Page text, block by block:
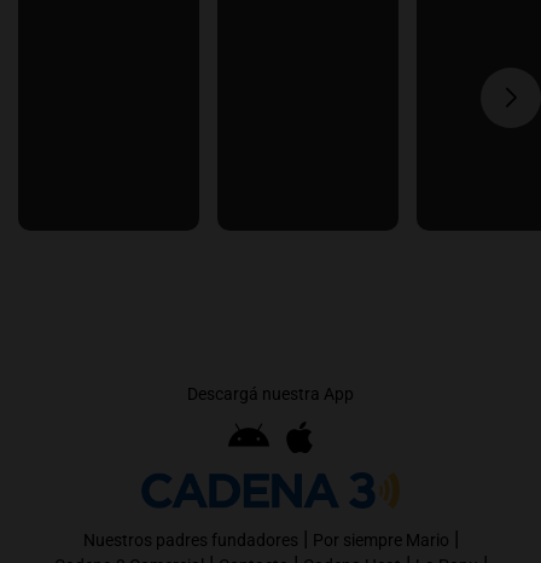
Descargá nuestra App
Nuestros padres fundadores | Por siempre Mario |